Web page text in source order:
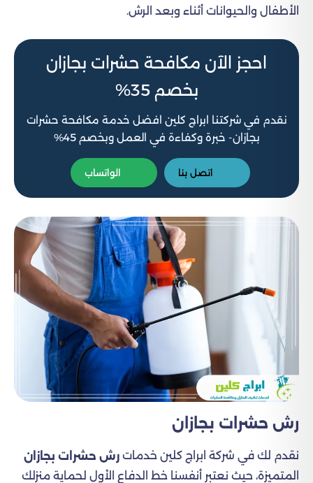
الأطفال والحيوانات أثناء وبعد الرش.
احجز الآن مكافحة حشرات بجازان
بخصم 35%
نقدم في شركتنا ابراج كلين افضل خدمة مكافحة حشرات
بجازان- خبرة وكفاءة في العمل وبخصم 45%
اتصل بنا الواتساب
رش حشرات بجازان
نقدم لك في شركة ابراج كلين خدمات رش حشرات بجازان
المتميزة، حيث نعتبر أنفسنا خط الدفاع الأول لحماية منزلك